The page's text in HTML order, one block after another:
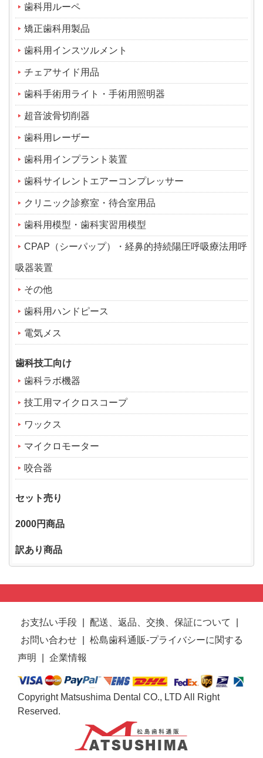
歯科用ルーペ
矯正歯科用製品
歯科用インスツルメント
チェアサイド用品
歯科手術用ライト・手術用照明器
超音波骨切削器
歯科用レーザー
歯科用インプラント装置
歯科サイレントエアーコンプレッサー
クリニック診察室・待合室用品
歯科用模型・歯科実習用模型
CPAP（シーパップ）・経鼻的持続陽圧呼吸療法用呼
吸器装置
その他
歯科用ハンドピース
電気メス
歯科技工向け
歯科ラボ機器
技工用マイクロスコープ
ワックス
マイクロモーター
咬合器
セット売り
2000円商品
訳あり商品
お支払い手段 配送、返品、交換、保証について
お問い合わせ
松島歯科通販-プライバシーに関する
声明
企業情報
Copyright Matsushima Dental CO., LTD All Right
Reserved.